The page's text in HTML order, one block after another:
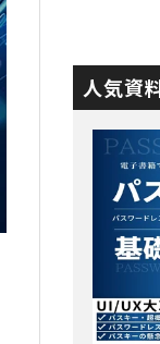
人気資